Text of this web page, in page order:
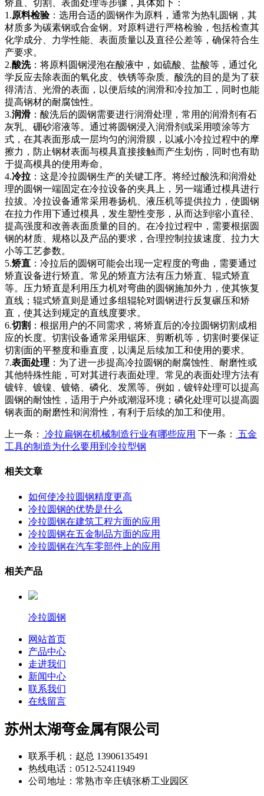
矫直、切割、表面处理等步骤，具体如下：
1.原料检验：选用合适的圆钢作为原料，通常为热轧圆钢，其
材质多为碳素钢或合金钢。对原料进行严格检验，包括检查其
化学成分、力学性能、表面质量以及直径公差等，确保符合生
产要求。
2.酸洗：将原料圆钢浸泡在酸液中，如硫酸、盐酸等，通过化
学反应去除表面的氧化皮、铁锈等杂质。酸洗的目的是为了获
得清洁、光滑的表面，以便后续的润滑和冷拉加工，同时也能
提高钢材的耐腐蚀性。
3.润滑 ：酸洗后的圆钢需要进行润滑处理，常用的润滑剂有石
灰乳、硼砂溶液等。通过将圆钢浸入润滑剂或采用喷涂等方
式，在其表面形成一层均匀的润滑膜，以减小冷拉过程中的摩
擦力，防止钢材表面与模具直接接触而产生划伤，同时也有助
于提高模具的使用寿命。
4.冷拉 ：这是冷拉圆钢生产的关键工序。将经过酸洗和润滑处
理的圆钢一端固定在冷拉设备的夹具上，另一端通过模具进行
拉拔。冷拉设备通常采用卷扬机、液压机等提供拉力，使圆钢
在拉力作用下通过模具，发生塑性变形，从而达到缩小直径、
提高强度和改善表面质量的目的。在冷拉过程中，需要根据圆
钢的材质、规格以及产品的要求，合理控制拉拔速度、拉力大
小等工艺参数。
5.矫直 ：冷拉后的圆钢可能会出现一定程度的弯曲，需要通过
矫直设备进行矫直。常见的矫直方法有压力矫直、辊式矫直
等。压力矫直是利用压力机对弯曲的圆钢施加外力，使其恢复
直线；辊式矫直则是通过多组辊轮对圆钢进行反复碾压和矫
直，使其达到规定的直线度要求。
6.切割 ：根据用户的不同需求，将矫直后的冷拉圆钢切割成相
应的长度。切割设备通常采用锯床、剪断机等，切割时要保证
切割面的平整度和垂直度，以满足后续加工和使用的要求。
7.表面处理 ：为了进一步提高冷拉圆钢的耐腐蚀性、耐磨性或
其他特殊性能，可对其进行表面处理。常见的表面处理方法有
镀锌、镀镍、镀铬、磷化、发黑等。例如，镀锌处理可以提高
圆钢的耐蚀性，适用于户外或潮湿环境；磷化处理可以提高圆
钢表面的耐磨性和润滑性，有利于后续的加工和使用。
上一条： 冷拉扁钢在机械制造行业有哪些应用 下一条：
五金
工具的制造为什么要用到冷拉型钢
相关文章
如何使冷拉圆钢精度更高
冷拉圆钢的优势是什么
冷拉圆钢在建筑工程方面的应用
冷拉圆钢在五金制品方面的应用
冷拉圆钢在汽车零部件上的应用
相关产品
冷拉圆钢
网站首页
产品中心
走进我们
新闻中心
联系我们
在线留言
苏州太湖弯金属有限公司
联系手机：赵总 13906135491
热线电话：0512-52411949
公司地址：常熟市辛庄镇张桥工业园区